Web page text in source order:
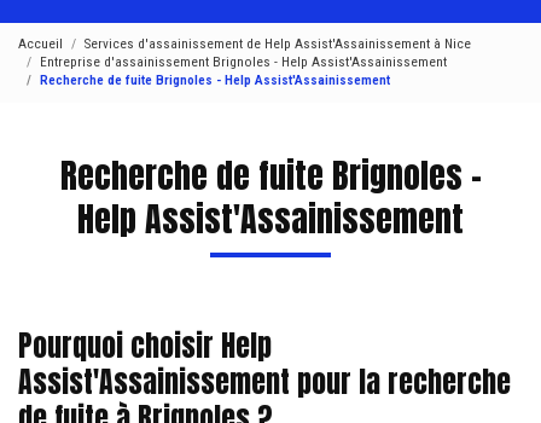
Accueil
Services d'assainissement de Help Assist'Assainissement à Nice
Entreprise d'assainissement Brignoles - Help Assist'Assainissement
Recherche de fuite Brignoles - Help Assist'Assainissement
Recherche de fuite Brignoles -
Help Assist'Assainissement
Pourquoi choisir Help
Assist'Assainissement pour la recherche